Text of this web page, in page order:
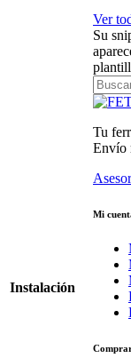
Instalación
Ver
Su
Tu
Envío
Mi